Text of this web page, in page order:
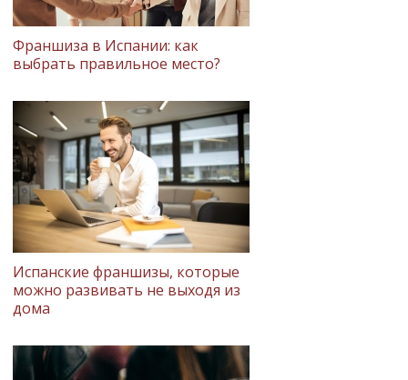
Франшиза в Испании: как
выбрать правильное место?
Испанские франшизы, которые
можно развивать не выходя из
дома